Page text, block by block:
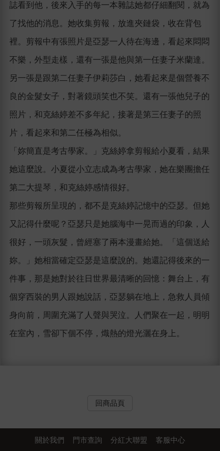
誌看到他，後來入手的每一本雜誌她都仔細翻閱，就為
了找他的消息。她收集剪報，放進夾鏈袋，收在背包
裡。剪報中有張照片是亞瑟一人待在海邊，看起來悶悶
不樂，外型走樣，還有一張是他與第一任妻子米蘭達。
另一張是跟第二任妻子伊莉莎白，她看起來是個營養不
良的金髮女子，對著鏡頭笑也不笑。還有一張他兒子的
照片，和克絲婷差不多年紀，接著是第三任妻子的照
片，看起來和第二任極為相似。
「妳簡直是考古學家。」克絲婷拿剪報給小夏看，結果
她這麼說。小夏從小立志成為考古學家，她在樂團擔任
第二大提琴，和克絲婷感情很好。
那些剪報所呈現的，都不是克絲婷記憶中的亞瑟。但她
又記得什麼呢？亞瑟只是她腦海中一晃而過的印象，人
很好，一頭灰髮，曾經塞了兩本漫畫給她。「這個送給
妳。」她相當確定亞瑟是這麼說的。她還記得後來的一
件事，那是她對於往日世界最清晰的回憶：舞台上，有
個穿西裝的男人跟她說話，亞瑟躺在地上，急救人員傾
身向前，周圍充滿了人聲與哭泣。人們聚在一起，明明
在室內，雪卻下個不停，熾熱的燈光灑在身上。
回商品頁
關於我們 門市查詢 分紅大聯盟 客服中心